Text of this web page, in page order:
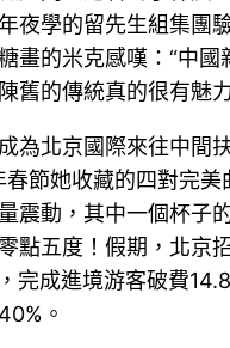
夜學的留先生組集團
畫的米克感嘆：“中國
舊的傳統真的很有魅
為北京國際來往中間
節她收藏的四對完美
震動，其中一個杯子
點五度！假期，北京
完成進境游客破費
。